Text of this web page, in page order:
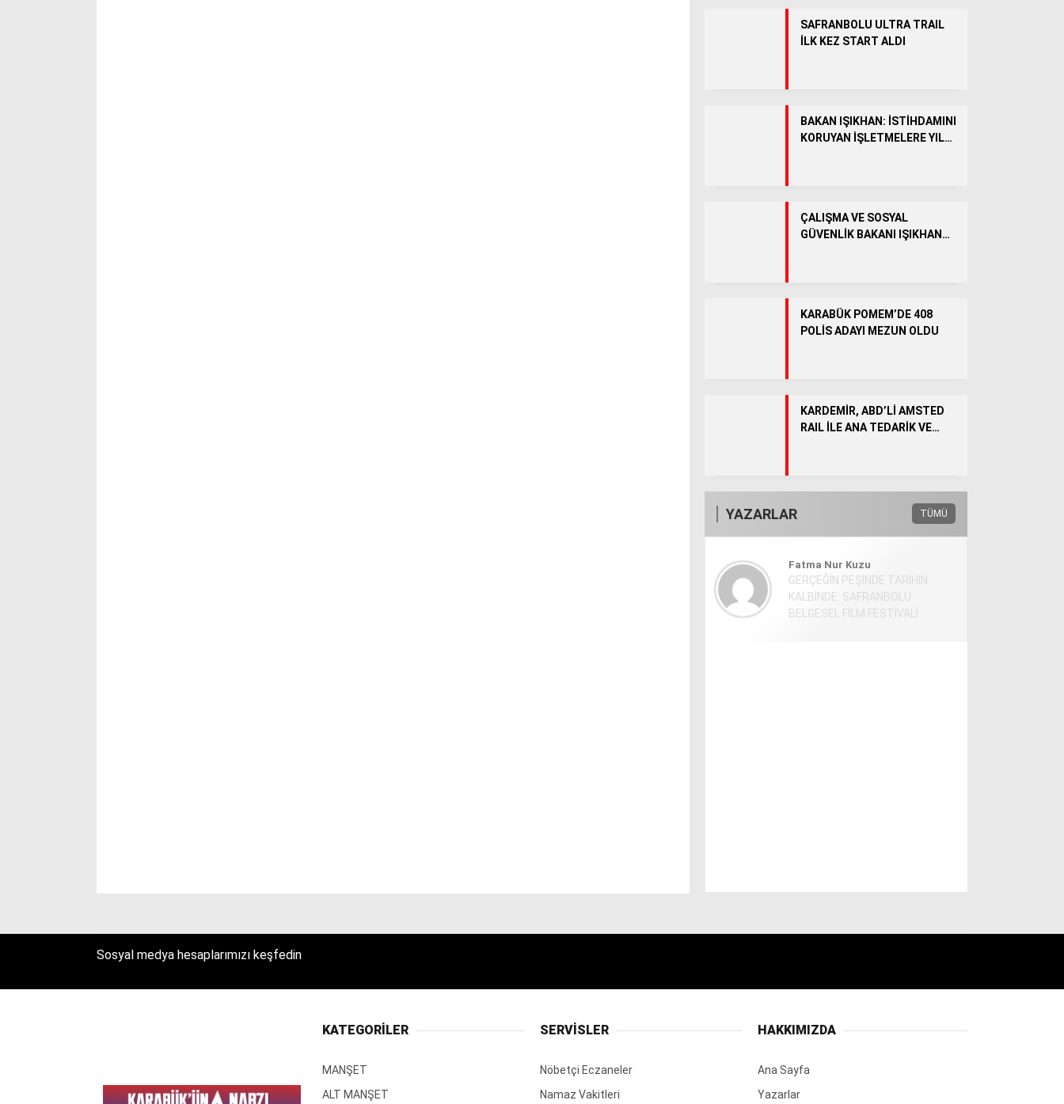
WhatsApp İhbar Hattı
SAFRANBOLU ULTRA TRAIL
İLK KEZ START ALDI
BAKAN IŞIKHAN: İSTİHDAMINI
KORUYAN İŞLETMELERE YIL
ÇALIŞMA VE SOSYAL
GÜVENLİK BAKANI IŞIKHAN
KARABÜK POMEM’DE 408
POLİS ADAYI MEZUN OLDU
KARDEMİR, ABD’Lİ AMSTED
RAIL İLE ANA TEDARİK VE
YAZARLAR TÜMÜ
Fatma Nur Kuzu
GERÇEĞİN PEŞİNDE TARİHİN
KALBİNDE: SAFRANBOLU
BELGESEL FİLM FESTİVALİ
Sosyal medya hesaplarımızı keşfedin
KATEGORİLER
MANŞET
ALT MANŞET
SERVİSLER
Nöbetçi Eczaneler
Namaz Vakitleri
HAKKIMIZDA
Ana Sayfa
Yazarlar